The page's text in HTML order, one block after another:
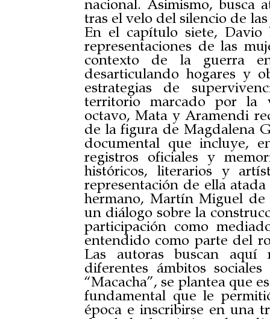
nacional. Asimismo, busca
tras el velo del silencio de
En el capítulo siete, Davio
representaciones de las
contexto de la guerra
desarticulando hogares y
estrategias de
territorio marcado por la
octavo, Mata y Aramendi
de la figura de Magdalena
documental que incluye,
registros oficiales y
históricos, literarios y
representación de ella
hermano, Martín Miguel de
un diálogo sobre la
participación como
entendido como parte del
Las autoras buscan aquí
diferentes ámbitos
“Macacha”, se plantea que
fundamental que le
época e inscribirse en una